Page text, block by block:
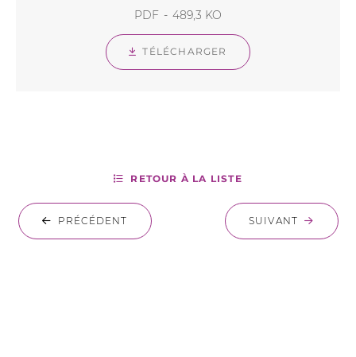
PDF 489,3 KO
TÉLÉCHARGER
PRÉCÉDENT
RETOUR À LA LISTE
SUIVANT